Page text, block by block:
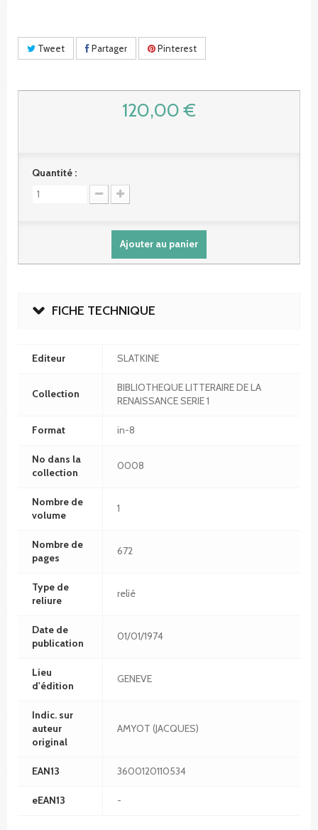
Tweet Partager Pinterest
120,00 €
Quantité :
Ajouter au panier
FICHE TECHNIQUE
Editeur SLATKINE
Collection
BIBLIOTHEQUE LITTERAIRE DE LA
RENAISSANCE SERIE 1
Format in-8
No dans la
collection
0008
Nombre de
volume
1
Nombre de
pages
672
Type de
reliure
relié
Date de
publication
01/01/1974
Lieu
d'édition
GENEVE
Indic. sur
auteur
original
AMYOT (JACQUES)
EAN13 3600120110534
eEAN13 -